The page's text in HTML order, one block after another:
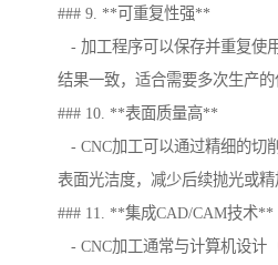
### 9. **可重复性强**
- 加工程序可以保存并重复使
结果一致，适合需要多次生产的
### 10. **表面质量高**
- CNC加工可以通过精细的切
表面光洁度，减少后续抛光或精
### 11. **集成CAD/CAM技术**
- CNC加工通常与计算机设计